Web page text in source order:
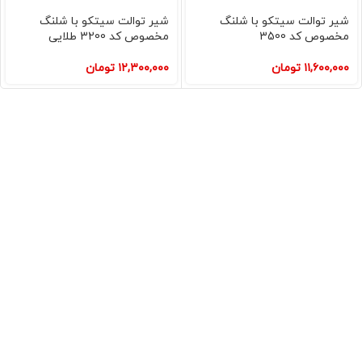
شیر توالت سیتکو با شلنگ
مخصوص کد 3500
۱۱,۶۰۰,۰۰۰ تومان
شیر توالت سیتکو با شلنگ
مخصوص کد 3200 طلایی
۱۲,۳۰۰,۰۰۰ تومان